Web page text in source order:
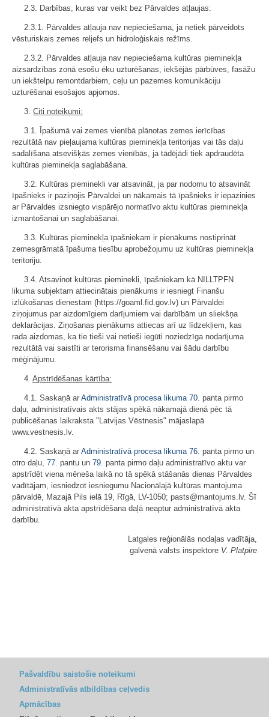
2.3. Darbības, kuras var veikt bez Pārvaldes atļaujas:
2.3.1. Pārvaldes atļauja nav nepieciešama, ja netiek pārveidots
vēsturiskais zemes reljefs un hidroloģiskais režīms.
2.3.2. Pārvaldes atļauja nav nepieciešama kultūras pieminekļa
aizsardzības zonā esošu ēku uzturēšanas, iekšējās pārbūves, fasāžu
un iekštelpu remontdarbiem, ceļu un pazemes komunikāciju
uzturēšanai esošajos apjomos.
3. Citi noteikumi:
3.1. Īpašumā vai zemes vienībā plānotas zemes ierīcības
rezultātā nav pieļaujama kultūras pieminekļa teritorijas vai tās daļu
sadalīšana atsevišķās zemes vienībās, ja tādējādi tiek apdraudēta
kultūras pieminekļa saglabāšana.
3.2. Kultūras pieminekli var atsavināt, ja par nodomu to atsavināt
īpašnieks ir paziņojis Pārvaldei un nākamais tā īpašnieks ir iepazinies
ar Pārvaldes izsniegto vispārējo normatīvo aktu kultūras pieminekļa
izmantošanai un saglabāšanai.
3.3. Kultūras pieminekļa īpašniekam ir pienākums nostiprināt
zemesgrāmatā īpašuma tiesību aprobežojumu uz kultūras pieminekļa
teritoriju.
3.4. Atsavinot kultūras pieminekli, īpašniekam kā NILLTPFN
likuma subjektam attiecinātais pienākums ir iesniegt Finanšu
izlūkošanas dienestam (https://goaml.fid.gov.lv) un Pārvaldei
ziņojumus par aizdomīgiem darījumiem vai darbībām un sliekšņa
deklarācijas. Ziņošanas pienākums attiecas arī uz līdzekļiem, kas
rada aizdomas, ka tie tieši vai netieši iegūti noziedzīga nodarījuma
rezultātā vai saistīti ar terorisma finansēšanu vai šādu darbību
mēģinājumu.
4. Apstrīdēšanas kārtība:
4.1. Saskaņā ar Administratīvā procesa likuma 70. panta pirmo
daļu, administratīvais akts stājas spēkā nākamajā dienā pēc tā
publicēšanas laikraksta "Latvijas Vēstnesis" mājaslapā
www.vestnesis.lv.
4.2. Saskaņā ar Administratīvā procesa likuma 76. panta pirmo un
otro daļu, 77. pantu un 79. panta pirmo daļu administratīvo aktu var
apstrīdēt viena mēneša laikā no tā spēkā stāšanās dienas Pārvaldes
vadītājam, iesniedzot iesniegumu Nacionālajā kultūras mantojuma
pārvaldē, Mazajā Pils ielā 19, Rīgā, LV-1050; pasts@mantojums.lv. Šī
administratīvā akta apstrīdēšana daļā neaptur administratīvā akta
darbību.
Latgales reģionālās nodaļas vadītāja,
galvenā valsts inspektore V. Platpīre
Pašvaldību saistošie noteikumi
Administratīvās atbildības ceļvedis
Apmācības